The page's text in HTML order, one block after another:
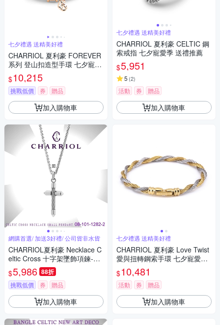
七夕禮遇 送精美好禮
CHARRIOL 夏利豪 FOREVER
系列 登山扣造型手環 七夕寵愛
季 送禮推薦
$10,215
挑戰低價 券 贈品
加入購物車
網購首選/ 加送3好禮/ 公司貨非水貨
CHARRIOL夏利豪 Necklace C
eltic Cross 十字架墜飾項鍊-小
銀款 C6(08-101-1282-2)
$5,986 88折
挑戰低價 券 贈品
加入購物車
七夕禮遇 送精美好禮
CHARRIOL 夏利豪 CELTIC 鋼
索戒指 七夕寵愛季 送禮推薦
$5,951
5 (2)
活動 券 贈品
加入購物車
七夕禮遇 送精美好禮
CHARRIOL 夏利豪 Love Twist
愛與扭轉鋼索手環 七夕寵愛季
送禮推薦
$10,481
活動 券 贈品
加入購物車